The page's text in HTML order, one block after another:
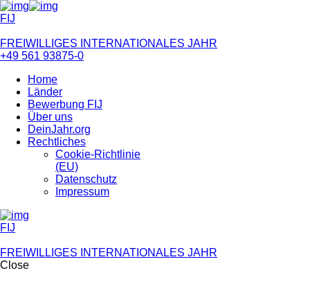
FIJ
FREIWILLIGES INTERNATIONALES JAHR
+49 561 93875-0
Home
Länder
Bewerbung FIJ
Über uns
DeinJahr.org
Rechtliches
Cookie-Richtlinie
(EU)
Datenschutz
Impressum
FIJ
FREIWILLIGES INTERNATIONALES JAHR
Close